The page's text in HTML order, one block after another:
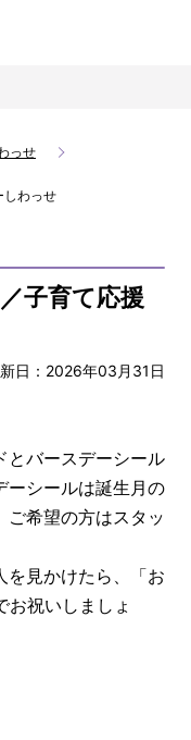
っせ
しわっせ
子育て応援
日：2026年03月31日
バースデーシール
ーシールは誕生月の
ご希望の方はスタッ
見かけたら、「お
祝いしましょ